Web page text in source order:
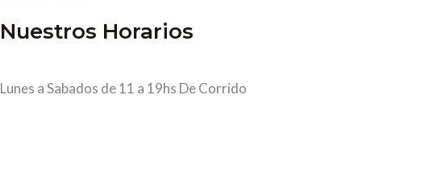
Nuestros Horarios
Lunes a Sabados de 11 a 19hs De Corrido